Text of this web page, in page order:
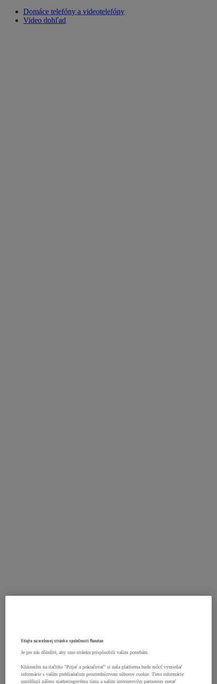
Domáce telefóny a videotelefóny
Video dohľad
Vitajte na webovej stránke spoločnosti Manutan
Je pre nás dôležité, aby sme stránku prispôsobili vašim potrebám.
Kliknutím na tlačitko "Prijať a pokračovať" si naša platforma bude môcť vymieňať
informácie s vaším prehliadačom prostredníctvom súborov cookie. Tieto informácie
umožňujú nášmu marketingovému tímu a našim internetovým partnerom merať